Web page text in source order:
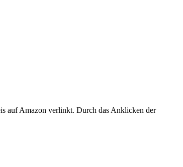
auf Amazon verlinkt. Durch das Anklicken der